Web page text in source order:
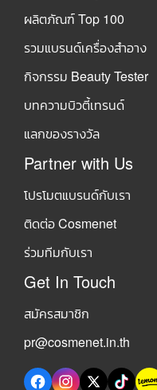
ผลิตภัณฑ์ Top 100
รวมแบรนด์เครื่องสำอาง
กิจกรรม Beauty Tester
บทความบิวตี้เทรนด์
แลกของรางวัล
Partner with Us
โปรโมตแบรนด์กับเรา
ติดต่อ Cosmenet
ร่วมทีมกับเรา
Get In Touch
สมัครสมาชิก
pr@cosmenet.in.th